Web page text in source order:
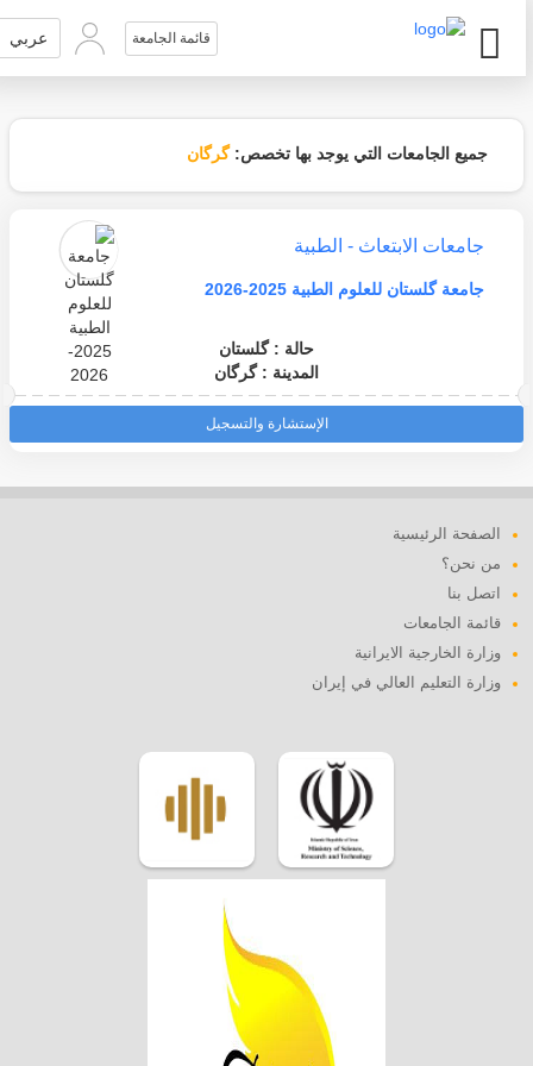
قائمة الجامعة عربي
جميع الجامعات التي يوجد بها تخصص:گرگان
جامعات الابتعاث - الطبية
جامعة گلستان للعلوم الطبية 2025-2026
حالة : گلستان
المدينة : گرگان
الإستشارة والتسجيل
الصفحة الرئيسية
من نحن؟
اتصل بنا
قائمة الجامعات
وزارة الخارجية الايرانية
وزارة التعليم العالي في إيران